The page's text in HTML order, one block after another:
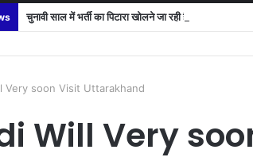
चुनावी साल में भर्ती का पिटारा खोलने जा रही है धामी
Very soon Visit Uttarakhand
Will Very